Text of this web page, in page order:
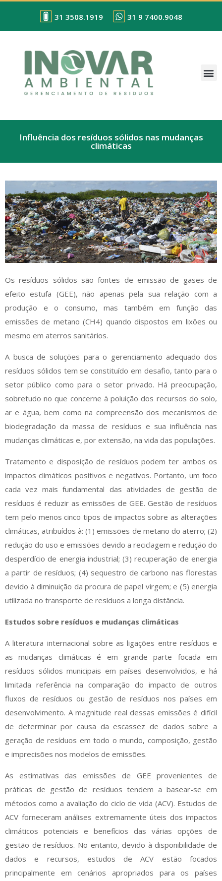
31 3508.1919 31 9 7400.9048
Influência dos resíduos sólidos nas mudanças
climáticas
Os resíduos sólidos são fontes de emissão de gases de
efeito estufa (GEE), não apenas pela sua relação com a
produção e o consumo, mas também em função das
emissões de metano (CH4) quando dispostos em lixões ou
mesmo em aterros sanitários.
A busca de soluções para o gerenciamento adequado dos
resíduos sólidos tem se constituído em desafio, tanto para o
setor público como para o setor privado. Há preocupação,
sobretudo no que concerne à poluição dos recursos do solo,
ar e água, bem como na compreensão dos mecanismos de
biodegradação da massa de resíduos e sua influência nas
mudanças climáticas e, por extensão, na vida das populações.
Tratamento e disposição de resíduos podem ter ambos os
impactos climáticos positivos e negativos. Portanto, um foco
cada vez mais fundamental das atividades de gestão de
resíduos é reduzir as emissões de GEE. Gestão de resíduos
tem pelo menos cinco tipos de impactos sobre as alterações
climáticas, atribuídos à: (1) emissões de metano do aterro; (2)
redução do uso e emissões devido a reciclagem e redução do
desperdício de energia industrial; (3) recuperação de energia
a partir de resíduos; (4) sequestro de carbono nas florestas
devido à diminuição da procura de papel virgem; e (5) energia
utilizada no transporte de resíduos a longa distância.
Estudos sobre resíduos e mudanças climáticas
A literatura internacional sobre as ligações entre resíduos e
as mudanças climáticas é em grande parte focada em
resíduos sólidos municipais em países desenvolvidos, e há
limitada referência na comparação do impacto de outros
fluxos de resíduos ou gestão de resíduos nos países em
desenvolvimento. A magnitude real dessas emissões é difícil
de determinar por causa da escassez de dados sobre a
geração de resíduos em todo o mundo, composição, gestão
e imprecisões nos modelos de emissões.
As estimativas das emissões de GEE provenientes de
práticas de gestão de resíduos tendem a basear-se em
métodos como a avaliação do ciclo de vida (ACV). Estudos de
ACV forneceram análises extremamente úteis dos impactos
climáticos potenciais e benefícios das várias opções de
gestão de resíduos. No entanto, devido à disponibilidade de
dados e recursos, estudos de ACV estão focados
principalmente em cenários apropriados para os países